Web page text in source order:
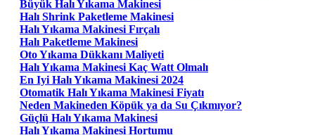
Büyük Halı Yıkama Makinesi
Halı Shrink Paketleme Makinesi
Halı Yıkama Makinesi Fırçalı
Halı Paketleme Makinesi
Oto Yıkama Dükkanı Maliyeti
Halı Yıkama Makinesi Kaç Watt Olmalı
En Iyi Halı Yıkama Makinesi 2024
Otomatik Halı Yıkama Makinesi Fiyatı
Neden Makineden Köpük ya da Su Çıkmıyor?
Güçlü Halı Yıkama Makinesi
Halı Yıkama Makinesi Hortumu